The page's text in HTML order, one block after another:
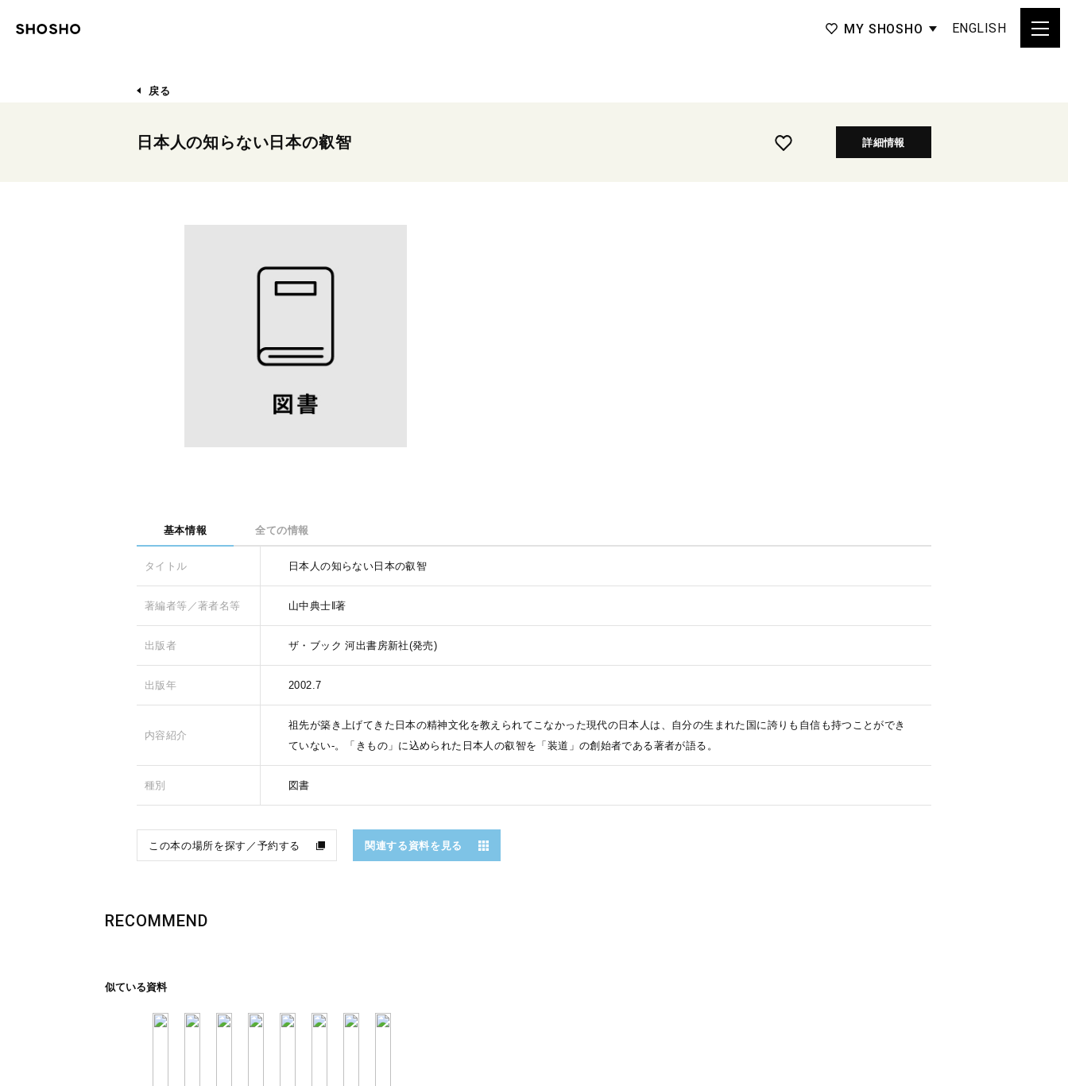
MY SHOSHO ENGLISH
戻る
日本人の知らない日本の叡智 詳細情報
基本情報 全ての情報
タイトル 日本人の知らない日本の叡智
著編者等／著者名等 山中典士‖著
出版者 ザ・ブック 河出書房新社(発売)
出版年 2002.7
内容紹介
祖先が築き上げてきた日本の精神文化を教えられてこなかった現代の日本人は、自分の生まれた国に誇りも自信も持つことができ
ていない-。「きもの」に込められた日本人の叡智を「装道」の創始者である著者が語る。
種別 図書
この本の場所を探す／予約する 関連する資料を見る
RECOMMEND
似ている資料